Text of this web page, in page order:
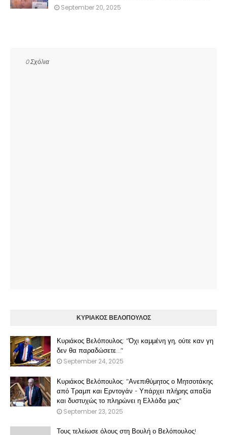
September 20, 2025
0 Σχόλια
ΚΥΡΙΑΚΟΣ ΒΕΛΟΠΟΥΛΟΣ
Κυριάκος Βελόπουλος: "Όχι καμμένη γη, ούτε καν γη
δεν θα παραδώσετε..."
September 24, 2025
Κυριάκος Βελόπουλος: "Ανεπιθύμητος ο Μητσοτάκης
από Τραμπ και Ερντογάν - Υπάρχει πλήρης απαξία
και δυστυχώς το πληρώνει η Ελλάδα μας"
September 23, 2025
Τους τελείωσε όλους στη Βουλή ο Βελόπουλος!